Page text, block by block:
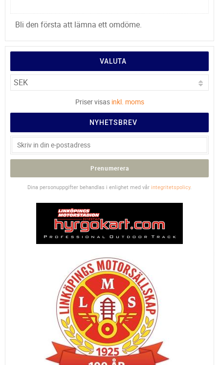
Bli den första att lämna ett omdöme.
VALUTA
Priser visas inkl. moms
NYHETSBREV
Prenumerera
Dina personuppgifter behandlas i enlighet med vår integritetspolicy.